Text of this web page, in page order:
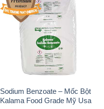
Sodium Benzoate – Mốc Bột
Kalama Food Grade Mỹ Usa